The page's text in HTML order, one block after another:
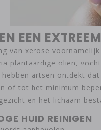
EEN
van xerose
plantaardige oliën,
artsen ontdekt
of tot het minimum
en het lichaam
HUID REINIGEN